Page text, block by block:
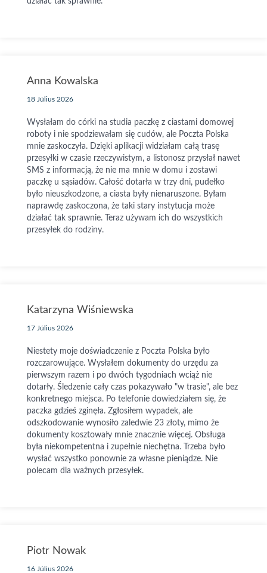
Anna Kowalska
18 Július 2026
Wysłałam do córki na studia paczkę z ciastami domowej
roboty i nie spodziewałam się cudów, ale Poczta Polska
mnie zaskoczyła. Dzięki aplikacji widziałam całą trasę
przesyłki w czasie rzeczywistym, a listonosz przysłał nawet
SMS z informacją, że nie ma mnie w domu i zostawi
paczkę u sąsiadów. Całość dotarła w trzy dni, pudełko
było nieuszkodzone, a ciasta były nienaruszone. Byłam
naprawdę zaskoczona, że taki stary instytucja może
działać tak sprawnie. Teraz używam ich do wszystkich
przesyłek do rodziny.
Katarzyna Wiśniewska
17 Július 2026
Niestety moje doświadczenie z Poczta Polska było
rozczarowujące. Wysłałem dokumenty do urzędu za
pierwszym razem i po dwóch tygodniach wciąż nie
dotarły. Śledzenie cały czas pokazywało "w trasie", ale bez
konkretnego miejsca. Po telefonie dowiedziałem się, że
paczka gdzieś zginęła. Zgłosiłem wypadek, ale
odszkodowanie wynosiło zaledwie 23 złoty, mimo że
dokumenty kosztowały mnie znacznie więcej. Obsługa
była niekompetentna i zupełnie niechętna. Trzeba było
wysłać wszystko ponownie za własne pieniądze. Nie
polecam dla ważnych przesyłek.
Piotr Nowak
16 Július 2026